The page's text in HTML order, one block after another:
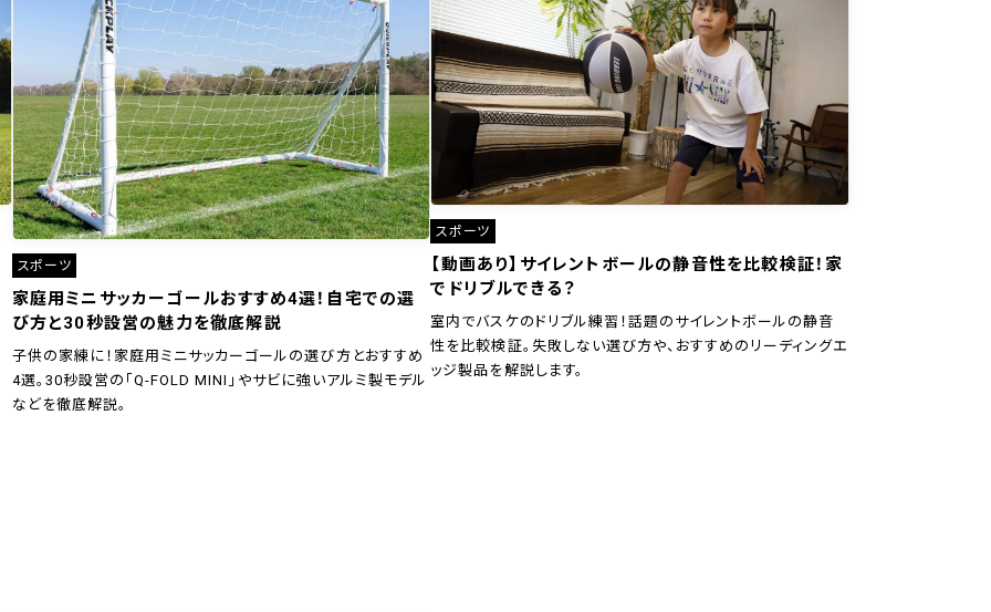
スポーツ
家庭用ミニサッカーゴールおすすめ4選！自宅での選
び方と30秒設営の魅力を徹底解説
子供の家練に！家庭用ミニサッカーゴールの選び方とおすすめ
4選。30秒設営の「Q-FOLD MINI」やサビに強いアルミ製モデル
などを徹底解説。
スポーツ
【動画あり】サイレントボールの静音性を比較検証！家
でドリブルできる？
室内でバスケのドリブル練習！話題のサイレントボールの静音
性を比較検証。失敗しない選び方や、おすすめのリーディングエ
ッジ製品を解説します。